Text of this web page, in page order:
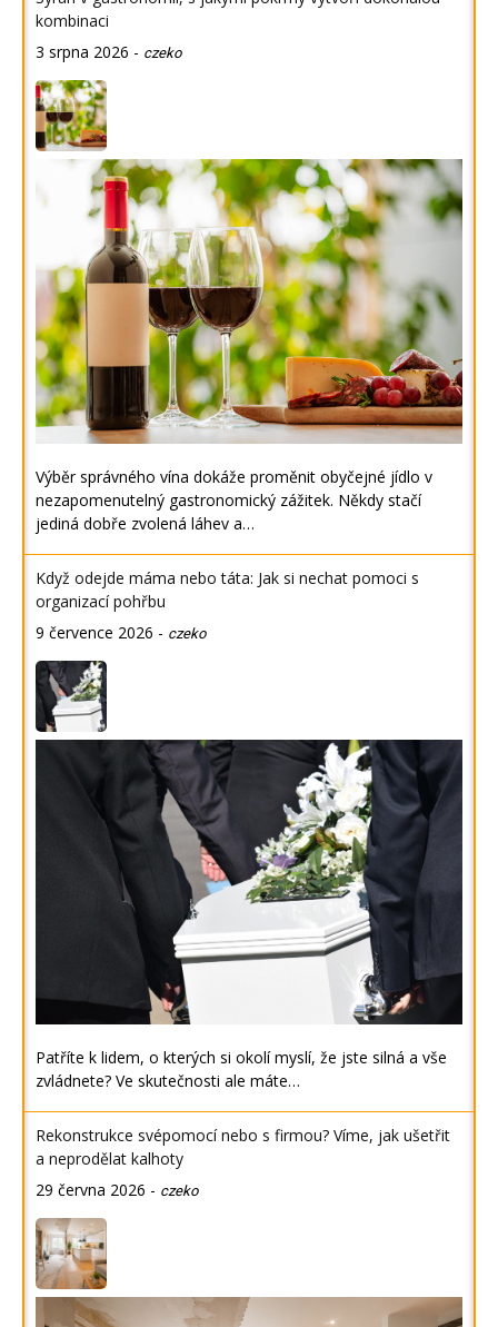
kombinaci
3 srpna 2026 - czeko
Výběr správného vína dokáže proměnit obyčejné jídlo v
nezapomenutelný gastronomický zážitek. Někdy stačí
jediná dobře zvolená láhev a…
Když odejde máma nebo táta: Jak si nechat pomoci s
organizací pohřbu
9 července 2026 - czeko
Patříte k lidem, o kterých si okolí myslí, že jste silná a vše
zvládnete? Ve skutečnosti ale máte…
Rekonstrukce svépomocí nebo s firmou? Víme, jak ušetřit
a neprodělat kalhoty
29 června 2026 - czeko